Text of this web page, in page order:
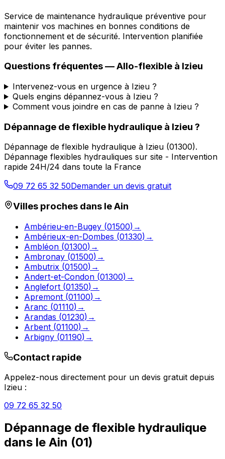
Service de maintenance hydraulique préventive pour
maintenir vos machines en bonnes conditions de
fonctionnement et de sécurité. Intervention planifiée
pour éviter les pannes.
Questions fréquentes —Allo-flexible à Izieu
Intervenez-vous en urgence à Izieu ?
Quels engins dépannez-vous à Izieu ?
Comment vous joindre en cas de panne à Izieu ?
Dépannage de flexible hydraulique à Izieu ?
Dépannage de flexible hydraulique à Izieu (01300).
Dépannage flexibles hydrauliques sur site - Intervention
rapide 24H/24 dans toute la France
09 72 65 32 50Demander un devis gratuit
Villes proches dans leAin
Ambérieu-en-Bugey (01500) →
Ambérieux-en-Dombes (01330) →
Ambléon (01300) →
Ambronay (01500) →
Ambutrix (01500) →
Andert-et-Condon (01300) →
Anglefort (01350) →
Apremont (01100) →
Aranc (01110) →
Arandas (01230) →
Arbent (01100) →
Arbigny (01190) →
Contact rapide
Appelez-nous directement pour un devis gratuit depuis
Izieu :
09 72 65 32 50
Dépannage de flexible hydraulique
dans le Ain (01)